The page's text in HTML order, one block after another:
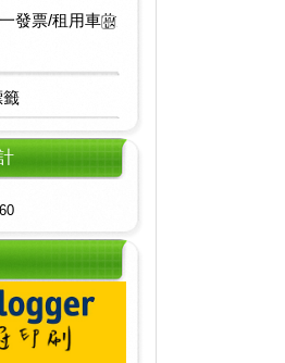
發票/租用車收
籤